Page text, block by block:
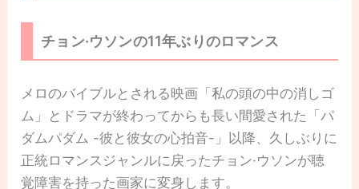
チョン·ウソンの11年ぶりのロマンス
メロのバイブルとされる映画「私の頭の中の消しゴ
ム」とドラマが終わってからも長い間愛された「パ
ダムパダム -彼と彼女の心拍音-」以降、久しぶりに
正統ロマンスジャンルに戻ったチョン·ウソンが聴
覚障害を持った画家に変身します。